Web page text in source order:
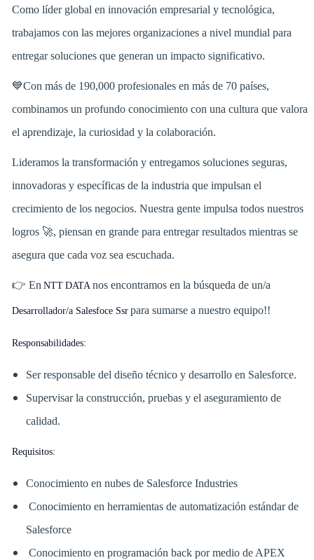
Como líder global en innovación empresarial y tecnológica,
trabajamos con las mejores organizaciones a nivel mundial para
entregar soluciones que generan un impacto significativo.
💙Con más de 190,000 profesionales en más de 70 países,
combinamos un profundo conocimiento con una cultura que valora
el aprendizaje, la curiosidad y la colaboración.
Lideramos la transformación y entregamos soluciones seguras,
innovadoras y específicas de la industria que impulsan el
crecimiento de los negocios. Nuestra gente impulsa todos nuestros
logros 🚀, piensan en grande para entregar resultados mientras se
asegura que cada voz sea escuchada.
👉 EnNTT DATA nos encontramos en la búsqueda de un/a
Desarrollador/a Salesfoce Ssr para sumarse a nuestro equipo!!
Responsabilidades:
Ser responsable del diseño técnico y desarrollo en Salesforce.
Supervisar la construcción, pruebas y el aseguramiento de
calidad.
Requisitos:
Conocimiento en nubes de Salesforce Industries
Conocimiento en herramientas de automatización estándar de
Salesforce
Conocimiento en programación back por medio de APEX